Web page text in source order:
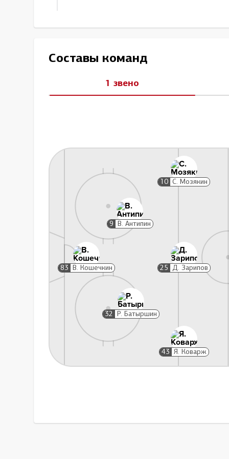
В.
26:48
Замена вратаря
В. Кошечкин
Без вратаря
(Неи) Задержка
26:54
Замена вратаря
Без вратаря
В. Кошечкин
Грубость, 2 мин
Р. Батыршин
Составы команд
1 звено
83 В. Кошечкин
9 В. Антипин
32 Р. Батыршин
10 С. Мозякин
25 Д. Зарипов
43 Я. Коварж